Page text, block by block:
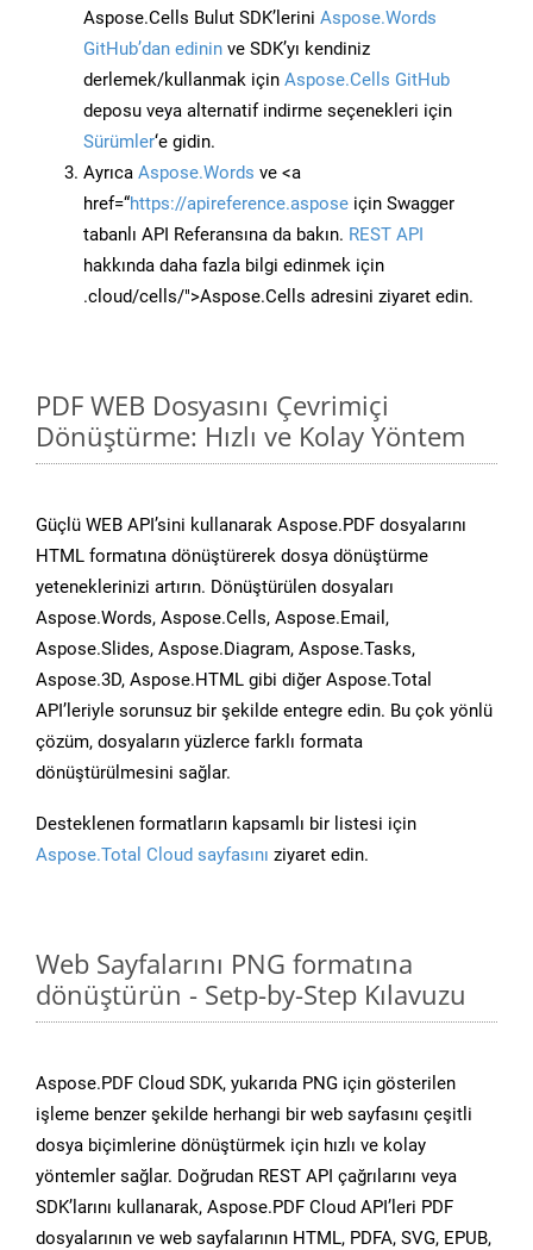
Aspose.Cells Bulut SDK’lerini Aspose.Words
GitHub’dan edinin ve SDK’yı kendiniz
derlemek/kullanmak için Aspose.Cells GitHub
deposu veya alternatif indirme seçenekleri için
Sürümler‘e gidin.
Ayrıca Aspose.Words ve <a
href=“https://apireference.aspose için Swagger
tabanlı API Referansına da bakın. REST API
hakkında daha fazla bilgi edinmek için
.cloud/cells/">Aspose.Cells adresini ziyaret edin.
PDF WEB Dosyasını Çevrimiçi
Dönüştürme: Hızlı ve Kolay Yöntem
Güçlü WEB API’sini kullanarak Aspose.PDF dosyalarını
HTML formatına dönüştürerek dosya dönüştürme
yeteneklerinizi artırın. Dönüştürülen dosyaları
Aspose.Words, Aspose.Cells, Aspose.Email,
Aspose.Slides, Aspose.Diagram, Aspose.Tasks,
Aspose.3D, Aspose.HTML gibi diğer Aspose.Total
API’leriyle sorunsuz bir şekilde entegre edin. Bu çok yönlü
çözüm, dosyaların yüzlerce farklı formata
dönüştürülmesini sağlar.
Desteklenen formatların kapsamlı bir listesi için
Aspose.Total Cloud sayfasını ziyaret edin.
Web Sayfalarını PNG formatına
dönüştürün - Setp-by-Step Kılavuzu
Aspose.PDF Cloud SDK, yukarıda PNG için gösterilen
işleme benzer şekilde herhangi bir web sayfasını çeşitli
dosya biçimlerine dönüştürmek için hızlı ve kolay
yöntemler sağlar. Doğrudan REST API çağrılarını veya
SDK’larını kullanarak, Aspose.PDF Cloud API’leri PDF
dosyalarının ve web sayfalarının HTML, PDFA, SVG, EPUB,